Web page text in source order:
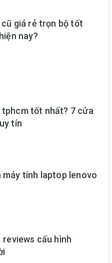
giá rẻ trọn bộ tốt
nay?
tphcm tốt nhất? 7 cửa
tín
máy tính laptop lenovo
cấu hình